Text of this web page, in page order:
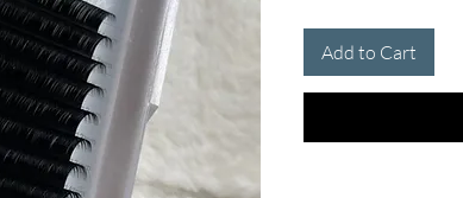
Add to Cart